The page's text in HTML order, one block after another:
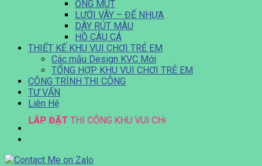
ỐNG MÚT
LƯỚI VÂY – ĐẾ NHỰA
DÂY RÚT MÀU
HỒ CÂU CÁ
THIẾT KẾ KHU VUI CHƠI TRẺ EM
Các mẫu Design KVC Mới
TỔNG HỢP KHU VUI CHƠI TRẺ EM
CÔNG TRÌNH THI CÔNG
TƯ VẤN
Liên Hệ
LẮP ĐẶT THI CÔNGKHU VUI CHƠITRẺ EM!!